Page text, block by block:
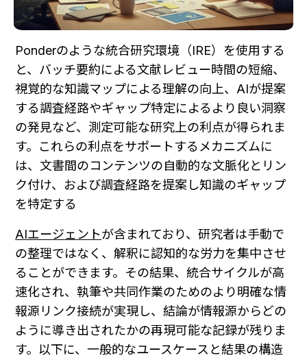
Ponderのような統合研究環境（IRE）を使用する
と、バッチ要約による文献レビュー時間の短縮、
視覚的な知識マップによる理解の向上、AIが提案
する調査経路やギャップ特定によるより良い洞察
の発見など、測定可能な研究上の利点が得られま
す。これらの利点をサポートするメカニズムに
は、文書間のコンテンツの自動的な文脈化とリン
ク付け、および調査経路を提案し知識のギャップ
を特定する
AIエージェントが含まれており、研究者は手動で
の整理ではなく、解釈に認知的な労力を集中させ
ることができます。その結果、統合サイクルが高
速化され、執筆や共同作業のためのより明確な情
報源リンク接続が実現し、結論が情報源からどの
ように導き出されたかの再現可能な記録が残りま
す。以下に、一般的なユースケースと結果の構造